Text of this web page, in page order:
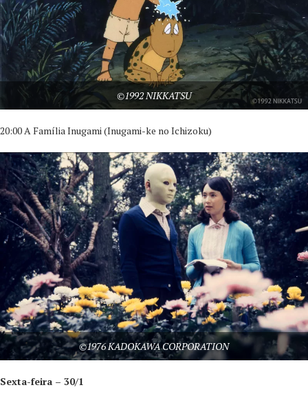
©1992 NIKKATSU
20:00 A Família Inugami (Inugami-ke no Ichizoku)
©1976 KADOKAWA CORPORATION
Sexta-feira – 30/1